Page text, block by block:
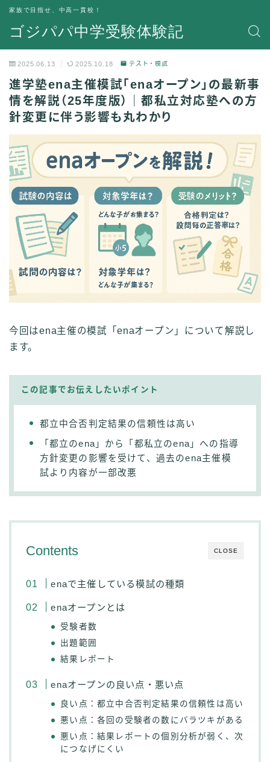
ゴジパパ中学受験体験記
家族で目指せ、中高一貫校！
2025.06.13 2025.10.18 テスト・模試
進学塾ena主催模試「enaオープン」の最新事
情を解説（25年度版）｜都私立対応塾への方
針変更に伴う影響も丸わかり
今回はena主催の模試「enaオープン」について解説し
ます。
この記事でお伝えしたいポイント
都立中合否判定結果の信頼性は高い
「都立のena」から「都私立のena」への指導
方針変更の影響を受けて、過去のena主催模
試より内容が一部改悪
CLOSE
Contents
enaで主催している模試の種類
enaオープンとは
受験者数
出題範囲
結果レポート
enaオープンの良い点・悪い点
良い点：都立中合否判定結果の信頼性は高い
悪い点：各回の受験者の数にバラツキがある
悪い点：結果レポートの個別分析が弱く、次
につなげにくい